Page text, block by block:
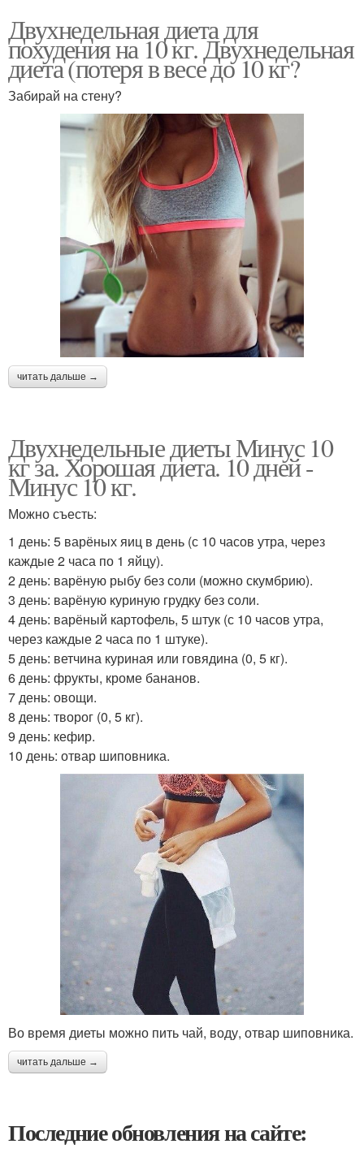
Двухнедельная диета для
похудения на 10 кг. Двухнедельная
диета (потеря в весе до 10 кг?
Забирай на стену?
читать дальше →
Двухнедельные диеты Минус 10
кг за. Хорошая диета. 10 дней -
Минус 10 кг.
Можно съесть:
1 день: 5 варёных яиц в день (с 10 часов утра, через
каждые 2 часа по 1 яйцу).
2 день: варёную рыбу без соли (можно скумбрию).
3 день: варёную куриную грудку без соли.
4 день: варёный картофель, 5 штук (с 10 часов утра,
через каждые 2 часа по 1 штуке).
5 день: ветчина куриная или говядина (0, 5 кг).
6 день: фрукты, кроме бананов.
7 день: овощи.
8 день: творог (0, 5 кг).
9 день: кефир.
10 день: отвар шиповника.
Во время диеты можно пить чай, воду, отвар шиповника.
читать дальше →
Последние обновления на сайте: